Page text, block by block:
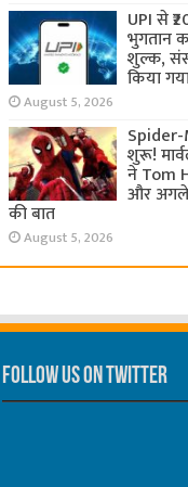
UPI से
भुगतान
शुल्क,
किया
August 5, 2026
Spider-
शुरू!
ने Tom
और अगले
की बात
August 5, 2026
Follow us on Twitter